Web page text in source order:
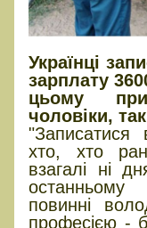
Українці
зарплату
цьому
чоловіки,
"Записатися
хто, хто
взагалі ні
повинні
професією -